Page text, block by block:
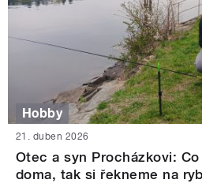
Hobby
21. duben 2026
Otec a syn Procházkovi:
doma, tak si řekneme na